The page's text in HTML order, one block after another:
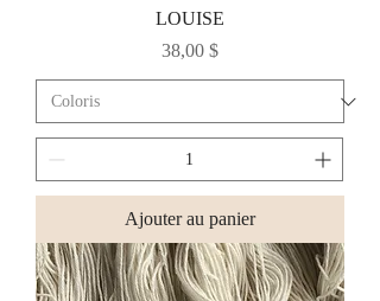
LOUISE
Prix
38,00 $
Ajouter au panier